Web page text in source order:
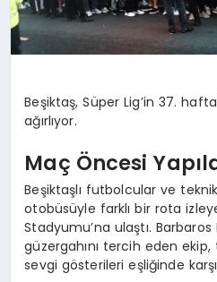
Beşiktaş, Süper Lig’in 37.
ağırlıyor.
Maç Öncesi
Beşiktaşlı futbolcular ve
otobüsüyle farklı bir rota
Stadyumu’na ulaştı. Barbaros
güzergahını tercih eden
sevgi gösterileri eşliğinde